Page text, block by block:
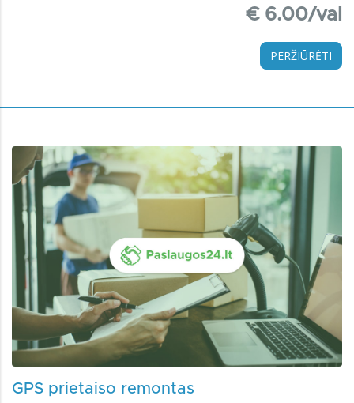
€ 6.00/val
PERŽIŪRĖTI
GPS prietaiso remontas